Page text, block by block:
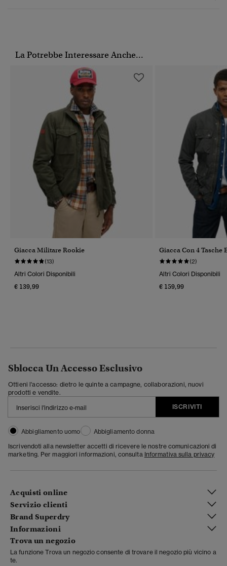
La Potrebbe Interessare Anche...
Giacca Militare Rookie
(13)
Altri Colori Disponibili
€ 139,99
Giacca Con 4 Tasche
(2)
Altri Colori Disponibili
€ 159,99
Sblocca Un Accesso Esclusivo
Ottieni l'accesso: dietro le quinte a campagne, collaborazioni, nuovi
prodotti e vendite.
ISCRIVITI
Abbigliamento uomo
Abbigliamento donna
Iscrivendoti alla newsletter accetti di ricevere le nostre comunicazioni di
marketing. Per maggiori informazioni, consulta Informativa sulla privacy
Acquisti online
Servizio clienti
Brand Superdry
Informazioni
Trova un negozio
La funzione Trova un negozio consente di trovare il negozio più vicino a
te.